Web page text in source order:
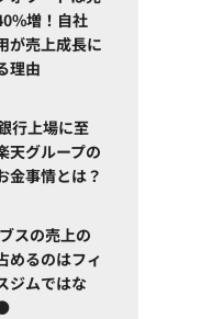
増！自社
が売上成長に
理由
行上場に至
天グループの
金事情とは？
スの売上の
めるのはフィ
ジムではな